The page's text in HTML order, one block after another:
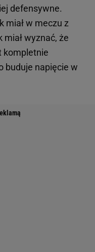
defensywne.
miał w meczu z
wyznać, że
kompletnie
buduje napięcie w